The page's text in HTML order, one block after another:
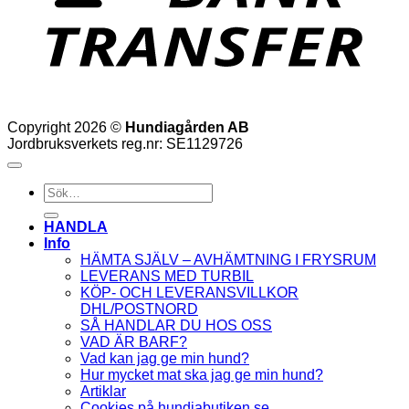
Copyright 2026 © Hundiagården AB
Jordbruksverkets reg.nr: SE1129726
Sök
efter:
HANDLA
Info
HÄMTA SJÄLV – AVHÄMTNING I FRYSRUM
LEVERANS MED TURBIL
KÖP- OCH LEVERANSVILLKOR
DHL/POSTNORD
SÅ HANDLAR DU HOS OSS
VAD ÄR BARF?
Vad kan jag ge min hund?
Hur mycket mat ska jag ge min hund?
Artiklar